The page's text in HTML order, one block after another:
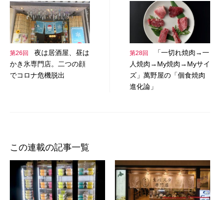
稿
ナ
ビ
ゲ
ー
第26回
夜は居酒屋、昼は
かき氷専門店。二つの顔
でコロナ危機脱出
第28回
「一切れ焼肉→一
人焼肉→My焼肉→Myサイ
ズ」萬野屋の「個食焼肉
進化論」
この連載の記事一覧